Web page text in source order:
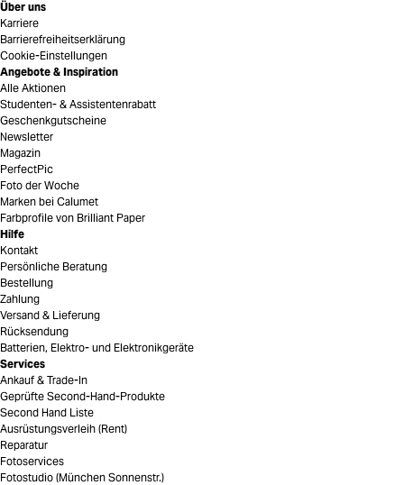
Über uns
Karriere
Barrierefreiheitserklärung
Cookie-Einstellungen
Angebote & Inspiration
Alle Aktionen
Studenten- & Assistentenrabatt
Geschenkgutscheine
Newsletter
Magazin
PerfectPic
Foto der Woche
Marken bei Calumet
Farbprofile von Brilliant Paper
Hilfe
Kontakt
Persönliche Beratung
Bestellung
Zahlung
Versand & Lieferung
Rücksendung
Batterien, Elektro- und Elektronikgeräte
Services
Ankauf & Trade-In
Geprüfte Second-Hand-Produkte
Second Hand Liste
Ausrüstungsverleih (Rent)
Reparatur
Fotoservices
Fotostudio (München Sonnenstr.)